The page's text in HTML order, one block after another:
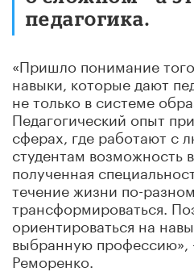
педагогика.
«Пришло понимание
навыки, которые дают
не только в системе
Педагогический опыт
сферах, где работают с
студентам возможность
полученная
течение жизни по-
трансформироваться.
ориентироваться на
выбранную профессию»,
Реморенко.